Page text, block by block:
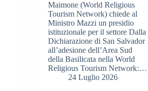
Maimone (World Religious
Tourism Network) chiede al
Ministro Mazzi un presidio
istituzionale per il settore Dalla
Dichiarazione di San Salvador
all’adesione dell’Area Sud
della Basilicata nella World
Religious Tourism Network:…
24 Luglio 2026